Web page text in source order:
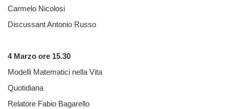
Carmelo Nicolosi
Discussant Antonio Russo
4 Marzo ore 15.30
Modelli Matematici nella Vita
Quotidiana
Relatore Fabio Bagarello